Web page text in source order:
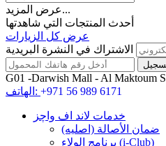
عرض المزيد...
أحدث المنتجات التي شاهدتها
عرض كل الزيارات
الاشتراك في النشرة البريدية
G01 -Darwish Mall - Al Maktoum
الهاتف: +971 56 989 6171
خدمات لاند اف واچز
ضمان الأصالة (اصلیه)
برنامج الولاء (i-Club)